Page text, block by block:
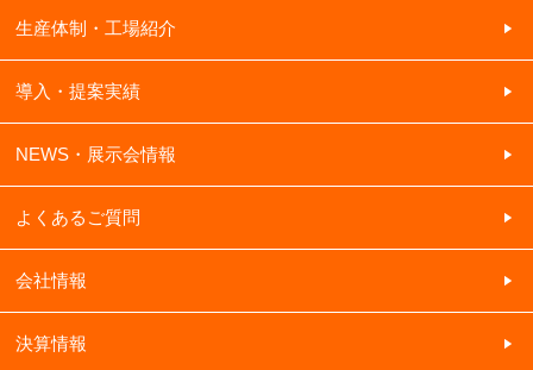
生産体制・工場紹介
導入・提案実績
NEWS・展示会情報
よくあるご質問
会社情報
決算情報